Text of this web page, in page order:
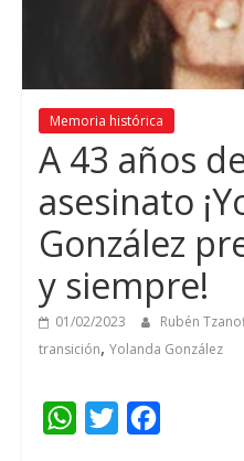
Memoria histórica
A 43 años
asesinato
González
y siempre!
01/02/2023 Rubén
transición, Yolanda González
W